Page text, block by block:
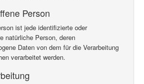
Person
ist jede identifizierte oder
natürliche Person, deren
Daten von dem für die Verarbeitung
verarbeitet werden.